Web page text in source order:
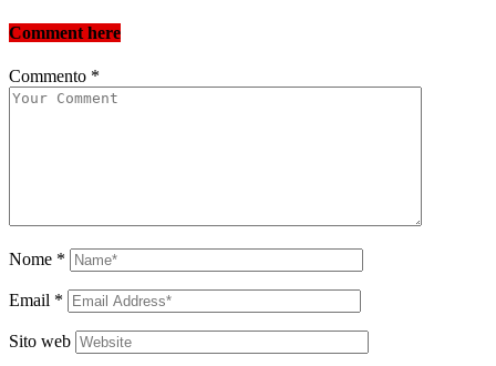
Comment here
Commento *
Nome *
Email *
Sito web